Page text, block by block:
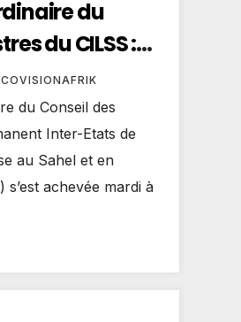
du
du CILSS :
performances
du Conseil des
Inter-Etats de
au Sahel et en
s’est achevée mardi à